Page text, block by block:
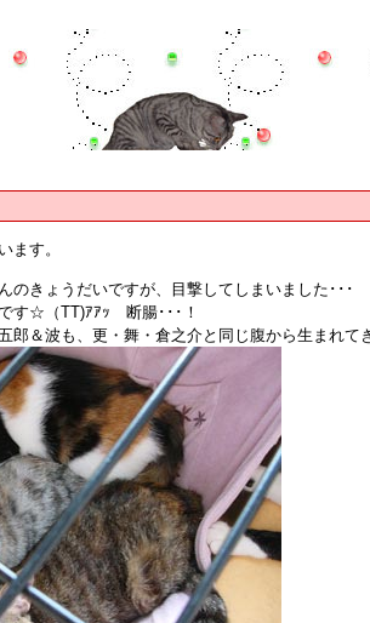
ます。
のきょうだいですが、目撃してしまいました･･･
す☆（TT)ｱｱｯ 断腸･･･！
郎＆波も、更・舞・倉之介と同じ腹から生まれて